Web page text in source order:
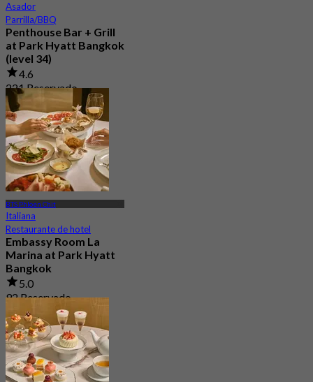
Asador
Parrilla/BBQ
Penthouse Bar + Grill
at Park Hyatt Bangkok
(level 34)
4.6
221 Reservado
Desde฿ 1,995
BTS Phloen Chit
Italiana
Restaurante de hotel
Embassy Room La
Marina at Park Hyatt
Bangkok
5.0
92 Reservado
Desde
฿ 980